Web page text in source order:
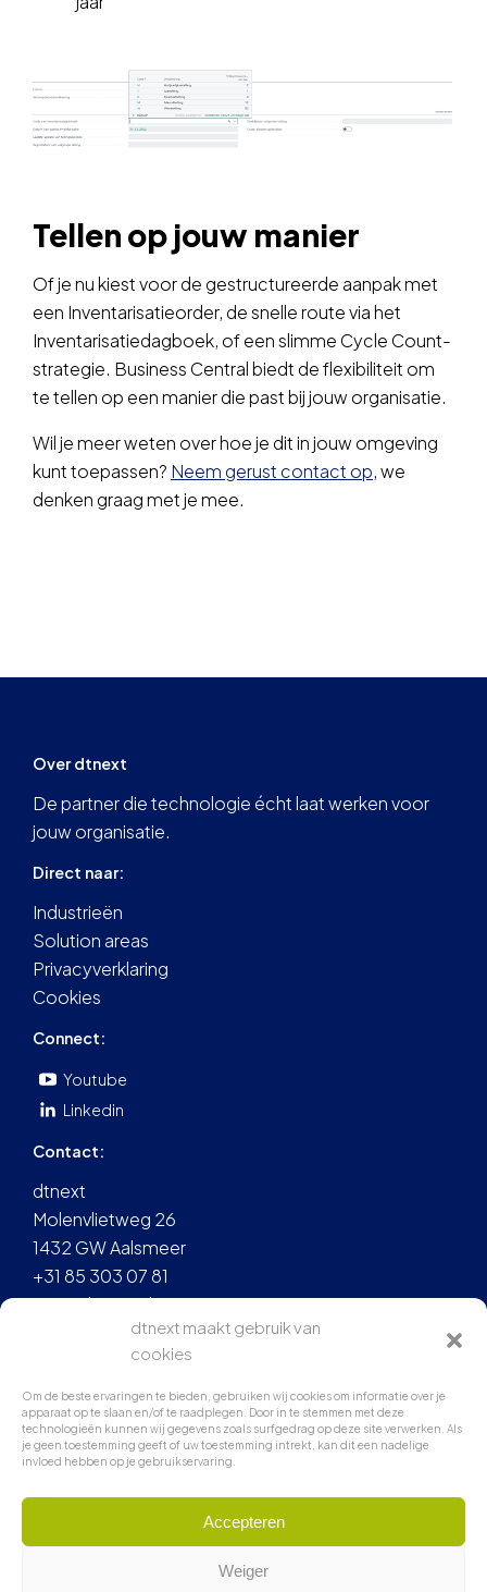
dtnext maakt gebruik van
cookies
Om de beste ervaringen te bieden, gebruiken wij cookies om informatie over je
apparaat op te slaan en/of te raadplegen. Door in te stemmen met deze
technologieën kunnen wij gegevens zoals surfgedrag op deze site verwerken. Als
je geen toestemming geeft of uw toestemming intrekt, kan dit een nadelige
invloed hebben op je gebruikservaring.
Accepteren
Weiger
Tellen op jouw manier
Of je nu kiest voor de gestructureerde aanpak met
een Inventarisatieorder, de snelle route via het
Inventarisatiedagboek, of een slimme Cycle Count-
strategie. Business Central biedt de flexibiliteit om
te tellen op een manier die past bij jouw organisatie.
Wil je meer weten over hoe je dit in jouw omgeving
kunt toepassen? Neem gerust contact op, we
denken graag met je mee.
Over dtnext
De partner die technologie écht laat werken voor
jouw organisatie.
Direct naar:
Industrieën
Solution areas
Privacyverklaring
Cookies
Connect:
Youtube
Linkedin
Contact:
dtnext
Molenvlietweg 26
1432 GW Aalsmeer
+31 85 303 07 81
info@dtnext.nl